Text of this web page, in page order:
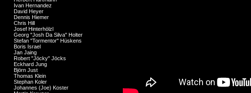
Ivan Hernandez
David Heyer
Dennis Hiemer
Chris Hill
Josef Hinterhölzl
Georg "Josh Da Silva" Holter
Stefan "Tormentor" Hüskens
Boris Israel
Jan Jaing
Robert "Jöcky" Jöcks
Eckhard Jung
Björn Just
Thomas Klein
Stephan Koler
Johannes (Joe) Koster